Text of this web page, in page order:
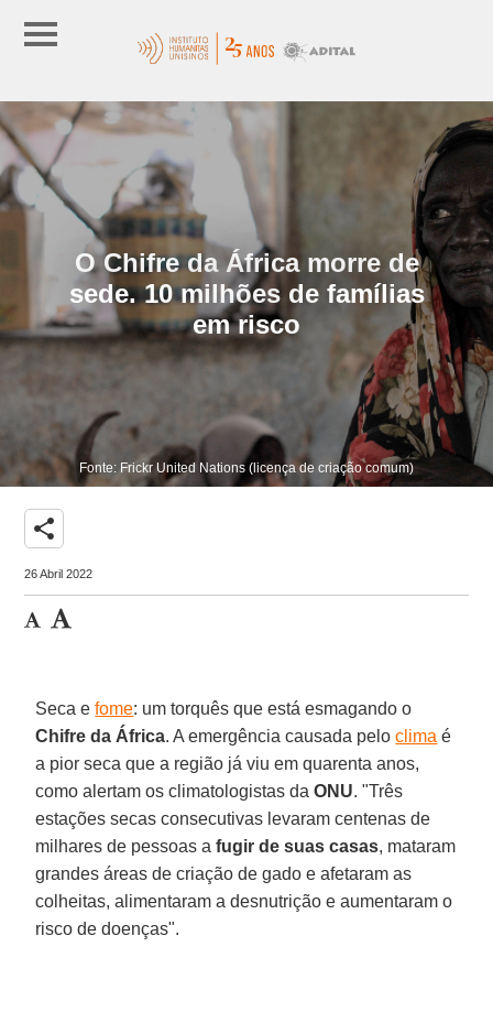
O Chifre da África morre de
sede. 10 milhões de famílias
em risco
Fonte: Frickr United Nations (licença de criação comum)
share
26 Abril 2022
Seca efome: um torquês que está esmagando o
Chifre da África. A emergência causada peloclima é
a pior seca que a região já viu em quarenta anos,
como alertam os climatologistas daONU. "Três
estações secas consecutivas levaram centenas de
milhares de pessoas afugir de suas casas, mataram
grandes áreas de criação de gado e afetaram as
colheitas, alimentaram a desnutrição e aumentaram o
risco de doenças".